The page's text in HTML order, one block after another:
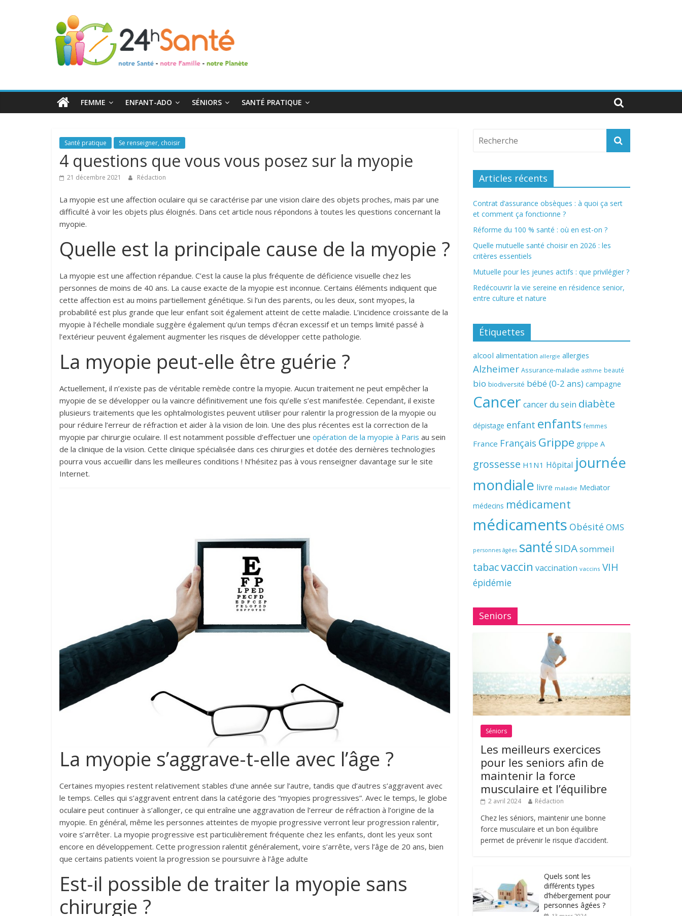
24h
Santé
toute
FEMME ENFANT-ADO SÉNIORS SANTÉ PRATIQUE
Santé pratique Se renseigner, choisir
4 questions que vous vous posez sur la myopie
21 décembre 2021 Rédaction
La myopie est une affection oculaire qui se caractérise par une vision claire des objets proches, mais par une
difficulté à voir les objets plus éloignés. Dans cet article nous répondons à toutes les questions concernant la
myopie.
Quelle est la principale cause de la myopie ?
La myopie est une affection répandue. C’est la cause la plus fréquente de déficience visuelle chez les
personnes de moins de 40 ans. La cause exacte de la myopie est inconnue. Certains éléments indiquent que
cette affection est au moins partiellement génétique. Si l’un des parents, ou les deux, sont myopes, la
probabilité est plus grande que leur enfant soit également atteint de cette maladie. L’incidence croissante de la
myopie à l’échelle mondiale suggère également qu’un temps d’écran excessif et un temps limité passé à
l’extérieur peuvent également augmenter les risques de développer cette pathologie.
La myopie peut-elle être guérie ?
Actuellement, il n’existe pas de véritable remède contre la myopie. Aucun traitement ne peut empêcher la
myopie de se développer ou la vaincre définitivement une fois qu’elle s’est manifestée. Cependant, il existe
plusieurs traitements que les ophtalmologistes peuvent utiliser pour ralentir la progression de la myopie ou
pour réduire l’erreur de réfraction et aider à la vision de loin. Une des plus récentes est la correction de la
myopie par chirurgie oculaire. Il est notamment possible d’effectuer une opération de la myopie à Paris au sein
de la clinique de la vision. Cette clinique spécialisée dans ces chirurgies et dotée des dernières technologies
pourra vous accueillir dans les meilleures conditions ! N’hésitez pas à vous renseigner davantage sur le site
Internet.
La myopie s’aggrave-t-elle avec l’âge ?
Certaines myopies restent relativement stables d’une année sur l’autre, tandis que d’autres s’aggravent avec
le temps. Celles qui s’aggravent entrent dans la catégorie des “myopies progressives”. Avec le temps, le globe
oculaire peut continuer à s’allonger, ce qui entraîne une aggravation de l’erreur de réfraction à l’origine de la
myopie. En général, même les personnes atteintes de myopie progressive verront leur progression ralentir,
voire s’arrêter. La myopie progressive est particulièrement fréquente chez les enfants, dont les yeux sont
encore en développement. Cette progression ralentit généralement, voire s’arrête, vers l’âge de 20 ans, bien
que certains patients voient la progression se poursuivre à l’âge adulte
Est-il possible de traiter la myopie sans
chirurgie ?
Articles récents
Contrat d’assurance obsèques : à quoi ça sert
et comment ça fonctionne ?
Réforme du 100 % santé : où en est-on ?
Quelle mutuelle santé choisir en 2026 : les
critères essentiels
Mutuelle pour les jeunes actifs : que privilégier ?
Redécouvrir la vie sereine en résidence senior,
entre culture et nature
Étiquettes
alcool alimentation allergie allergies
Alzheimer Assurance-maladie asthme beauté
bio biodiversité bébé (0-2 ans) campagne
Cancer cancer du sein diabète
dépistage enfant enfants femmes
France Français Grippe grippe A
grossesse H1N1 Hôpital journée
mondiale livre maladie Mediator
médecins médicament
médicaments Obésité OMS
personnes âgées santé SIDAsommeil
tabacvaccin vaccination vaccins VIH
épidémie
Seniors
Séniors
Les meilleurs exercices
pour les seniors afin de
maintenir la force
musculaire et l’équilibre
2 avril 2024 Rédaction
Chez les séniors, maintenir une bonne
force musculaire et un bon équilibre
permet de prévenir le risque d’accident.
Quels sont les
différents types
d’hébergement pour
personnes âgées ?